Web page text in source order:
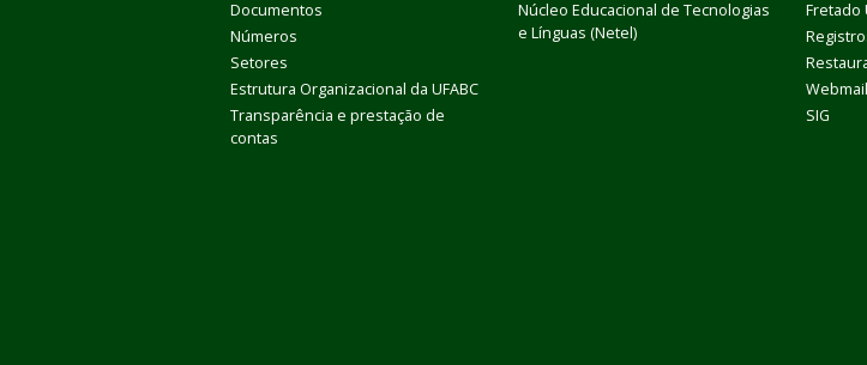
Documentos
Números
Setores
Estrutura Organizacional da UFABC
Transparência e prestação de
contas
Núcleo Educacional de Tecnologias
e Línguas (Netel)
Fretado
Webmail
SIG